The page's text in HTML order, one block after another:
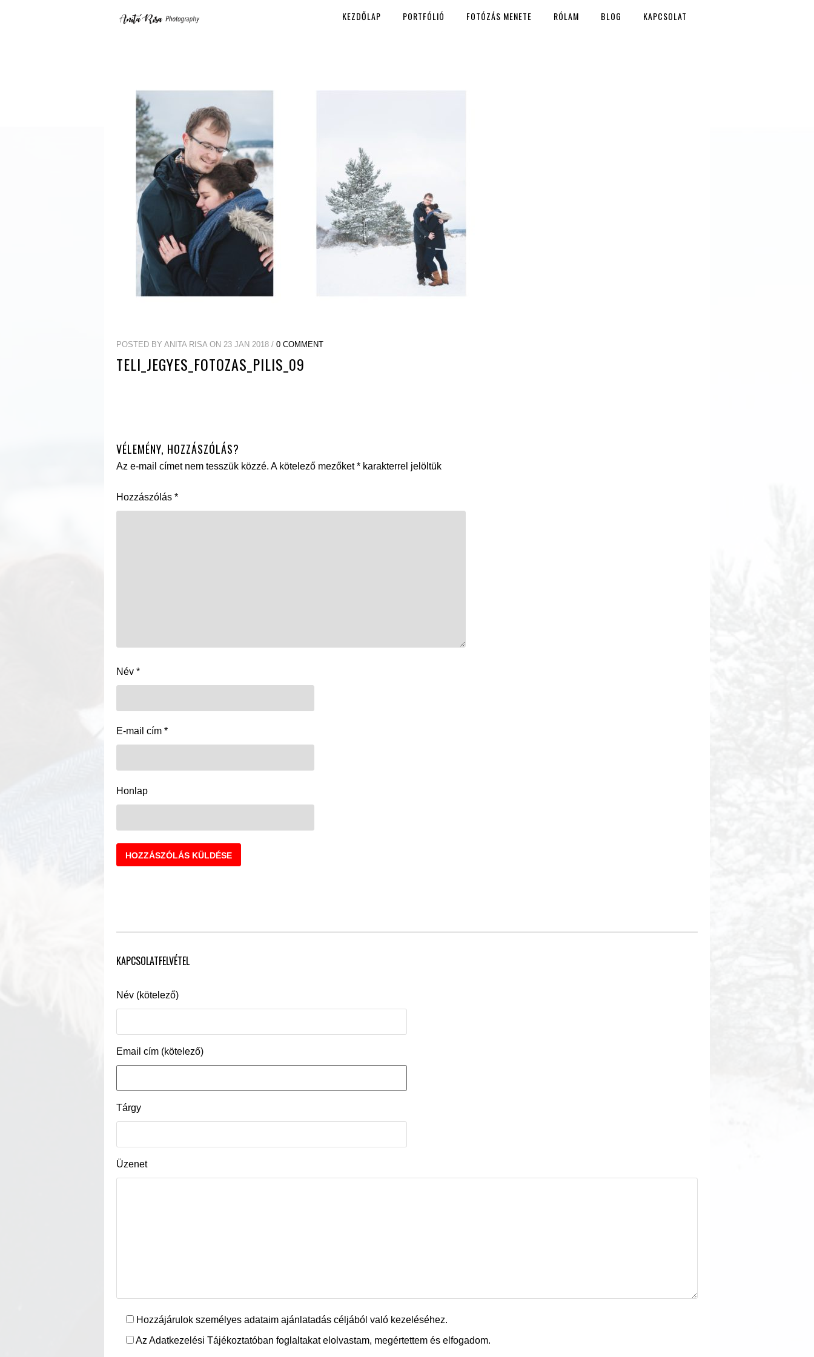
KEZDŐLAP PORTFÓLIÓ FOTÓZÁS MENETE RÓLAM BLOG KAPCSOLAT
POSTED BY ANITA RISA ON 23 JAN 2018 / 0 COMMENT
TELI_JEGYES_FOTOZAS_PILIS_09
VÉLEMÉNY, HOZZÁSZÓLÁS?
Az e-mail címet nem tesszük közzé. A kötelező mezőket* karakterrel jelöltük
Hozzászólás *
Név *
E-mail cím *
Honlap
KAPCSOLATFELVÉTEL
Név (kötelező)
Email cím (kötelező)
Tárgy
Üzenet
Hozzájárulok személyes adataim ajánlatadás céljából való kezeléséhez.
Az Adatkezelési Tájékoztatóban foglaltakat elolvastam, megértettem és elfogadom.